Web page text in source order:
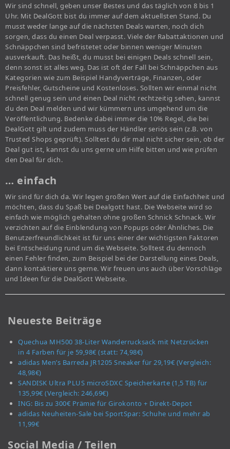
Wir sind schnell, geben unser Bestes und das täglich von 8 bis 1
Uhr. Mit DealGott bist du immer auf dem aktuellsten Stand. Du
musst weder lange auf die nächsten Deals warten, noch dich
sorgen, dass du einen Deal verpasst. Viele der Rabattaktionen und
Schnäppchen sind befristetet oder binnen weniger Minuten
ausverkauft. Das heißt, du musst bei einigen Deals schnell sein,
denn sonst ist alles weg. Das ist oft der Fall bei Schnäppchen aus
Kategorien wie zum Beispiel Handyverträge, Finanzen, oder
Preisfehler, Gutscheine und Kostenloses. Sollten wir einmal nicht
schnell genug sein und einen Deal nicht rechtzeitig sehen, kannst
du den Deal melden und wir kümmern uns umgehend um die
Veröffentlichung. Bedenke dabei immer die 10% Regel, die bei
DealGott gilt und zudem muss der Händler seriös sein (z.B. von
Trusted Shops geprüft). Solltest du dir mal nicht sicher sein, ob der
Deal gut ist, kannst du uns gerne um Hilfe bitten und wie prüfen
den Deal für dich.
… einfach
Wir sind für dich da. Wir legen großen Wert auf die Einfachheit und
möchten, dass du Spaß bei Dealgott hast. Die Webseite wird so
einfach wie möglich gehalten ohne großen Schnick Schnack. Wir
verzichten auf die Einblendung von Popups oder Ähnliches. Die
Benutzerfreundlichkeit ist für uns einer der wichtigsten Faktoren
bei Entscheidung rund um die Webseite. Solltest du dennoch
einen Fehler finden, zum Beispiel bei der Darstellung eines Deals,
dann kontaktiere uns gerne. Wir freuen uns auch über Vorschläge
und Ideen für die DealGott Webseite.
Neueste Beiträge
Quechua MH500 38-Liter Wanderrucksack mit Netzrücken
in 4 Farben für je 59,98€ (statt: 74,98€)
adidas Men’s Barreda JR1205 Sneaker für 29,19€ (Vergleich:
48,98€)
SANDISK Ultra PLUS microSDXC Speicherkarte (1,5 TB) für
135,99€ (Vergleich: 246,69€)
ING: Bis zu 300€ Prämie für Girokonto + Direkt-Depot
adidas Neuheiten-Sale bei SportSpar: Schuhe und mehr ab
11,99€
Social Media / Teilen